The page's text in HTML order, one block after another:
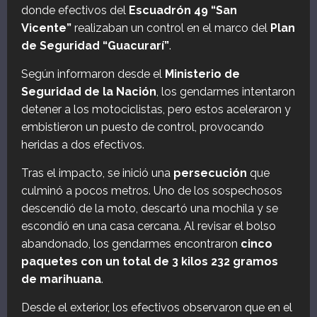
donde efectivos del Escuadrón 49 “San
Vicente” realizaban un control en el marco del Plan
de Seguridad “Guacurarí”.
Según informaron desde el Ministerio de
Seguridad de la Nación , los gendarmes intentaron
detener a los motociclistas, pero estos aceleraron y
embistieron un puesto de control, provocando
heridas a dos efectivos.
Tras el impacto, se inició una persecución que
culminó a pocos metros. Uno de los sospechosos
descendió de la moto, descartó una mochila y se
escondió en una casa cercana. Al revisar el bolso
abandonado, los gendarmes encontraron cinco
paquetes con un total de 3 kilos 232 gramos
de marihuana.
Desde el exterior, los efectivos observaron que en el